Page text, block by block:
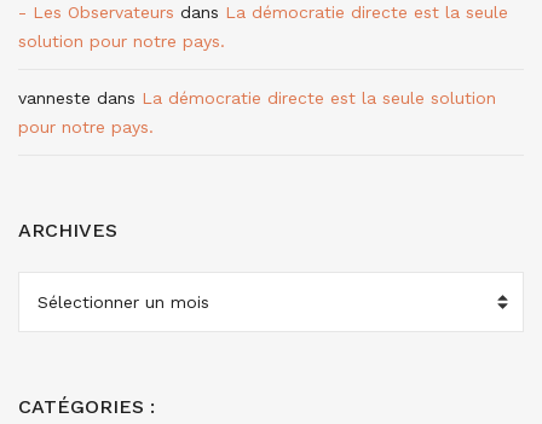
- Les Observateurs dans La démocratie directe est la seule
solution pour notre pays.
vanneste dans La démocratie directe est la seule solution
pour notre pays.
ARCHIVES
CATÉGORIES :